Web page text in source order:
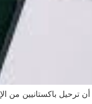
ترحيل باكستانيين من